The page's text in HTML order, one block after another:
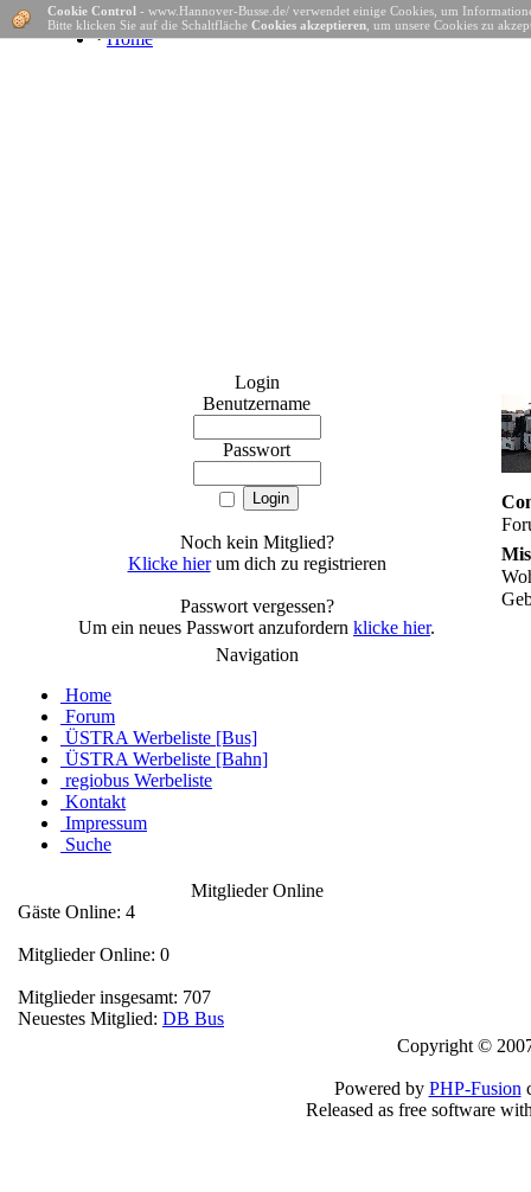
· Home
Login
Benutzername
Passwort
Noch kein Mitglied?
Klicke hierum dich zu registrieren
Passwort vergessen?
Um ein neues Passwort anzufordern klicke hier.
Navigation
Home
Forum
ÜSTRA Werbeliste [Bus]
ÜSTRA Werbeliste [Bahn]
regiobus Werbeliste
Kontakt
Impressum
Suche
Mitglieder Online
Gäste Online: 4
Mitglieder Online: 0
Mitglieder insgesamt: 707
Neuestes Mitglied: DB Bus
Cookie Control - www.Hannover-Busse.de/ verwendet einige Cookies, um
Bitte klicken Sie auf die Schaltfläche Cookies akzeptieren , um unsere Cookies zu
Copyright ©
Powered by PHP-Fusion
Released as free software